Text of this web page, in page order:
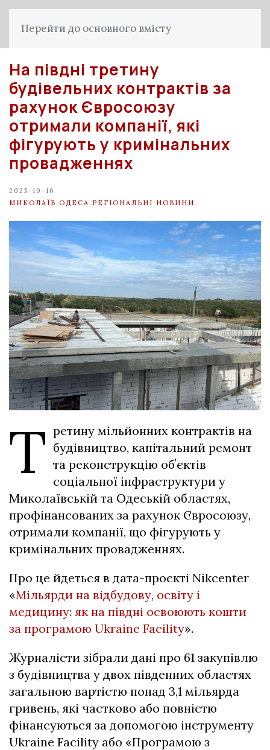
Перейти до основного вмісту
На півдні третину
будівельних контрактів за
рахунок Євросоюзу
отримали компанії, які
фігурують у кримінальних
провадженнях
2025-10-16
МИКОЛАЇВ ОДЕСА РЕГІОНАЛЬНІ НОВИНИ
Т ретину мільйонних контрактів на
будівництво, капітальний ремонт
та реконструкцію обʼєктів
соціальної інфраструктури у
Миколаївській та Одеській областях,
профінансованих за рахунок Євросоюзу,
отримали компанії, що фігурують у
кримінальних провадженнях.
Про це йдеться в дата-проєкті Nikcenter
«Мільярди на відбудову, освіту і
медицину: як на півдні освоюють кошти
за програмою Ukraine Facility».
Журналісти зібрали дані про 61 закупівлю
з будівництва у двох південних областях
загальною вартістю понад 3,1 мільярда
гривень, які частково або повністю
фінансуються за допомогою інструменту
Ukraine Facility або «Програмою з